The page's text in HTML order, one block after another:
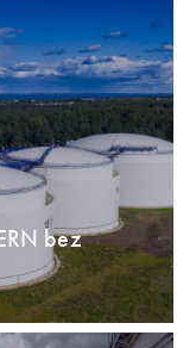
bez